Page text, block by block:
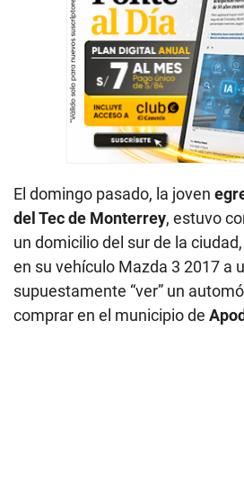
El domingo pasado, la joven
del Tec de Monterrey, estuvo
un domicilio del sur de la
en su vehículo Mazda 3 2017 a
supuestamente “ver” un
comprar en el municipio de